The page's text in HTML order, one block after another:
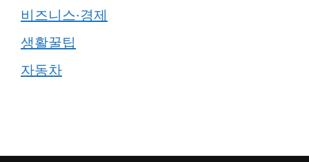
비즈니스·경제
생활꿀팁
자동차